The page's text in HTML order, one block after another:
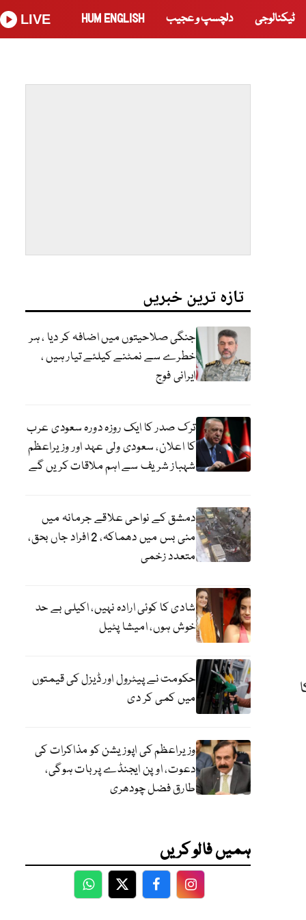
ٹیکنالوجی دلچسپ و عجیب HUM ENGLISH
LIVE
تازہ ترین خبریں
جنگی صلاحیتوں میں اضافہ کر دیا ، ہر
خطرے سے نمٹنے کیلئے تیار ہیں ،
ایرانی فوج
ترک صدر کا ایک روزہ دورہ سعودی عرب
کا اعلان، سعودی ولی عہد اور وزیراعظم
شہباز شریف سے اہم ملاقات کریں گے
دمشق کے نواحی علاقے جرمانہ میں
منی بس میں دھماکہ، 2 افراد جاں بحق،
متعدد زخمی
شادی کا کوئی ارادہ نہیں، اکیلی بے حد
خوش ہوں، امیشا پٹیل
حکومت نے پیٹرول اور ڈیزل کی قیمتوں
میں کمی کر دی
وزیراعظم کی اپوزیشن کو مذاکرات کی
دعوت، اوپن ایجنڈے پر بات ہوگی،
طارق فضل چودھری
ہمیں فالو کریں
WhatsApp
TwitterFacebookFacebook